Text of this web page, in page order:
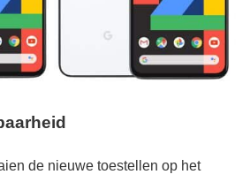
de nieuwe toestellen op het